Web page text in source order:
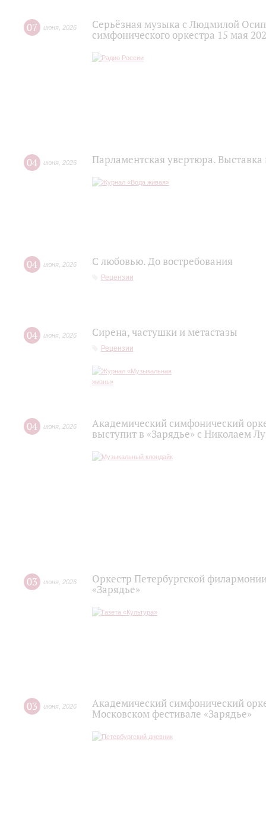
07 июня 2026
Серьёзная музыка с Людмилой
симфонического оркестра 15 мая
04 июня 2026 Парламентская увертюра.
04 июня 2026 С любовью. До востребования
Рецензии
04 июня 2026 Сирена, частушки и метастазы
Рецензии
04 июня 2026
Академический симфонический
выступит в «Зарядье» с Николаем
03 июня 2026
Оркестр Петербургской
«Зарядье»
03 июня 2026
Академический симфонический
Московском фестивале «Зарядье»